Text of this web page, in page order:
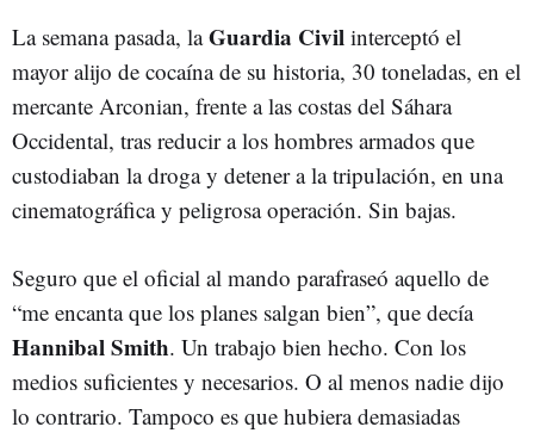
La semana pasada, laGuardia Civil interceptó el
mayor alijo de cocaína de su historia, 30 toneladas, en el
mercante Arconian, frente a las costas del Sáhara
Occidental, tras reducir a los hombres armados que
custodiaban la droga y detener a la tripulación, en una
cinematográfica y peligrosa operación. Sin bajas.
Seguro que el oficial al mando parafraseó aquello de
“me encanta que los planes salgan bien”, que decía
Hannibal Smith. Un trabajo bien hecho. Con los
medios suficientes y necesarios. O al menos nadie dijo
lo contrario. Tampoco es que hubiera demasiadas